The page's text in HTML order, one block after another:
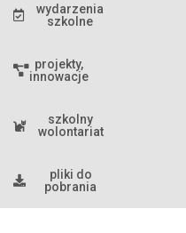
wydarzenia
szkolne
projekty,
innowacje
szkolny
wolontariat
pliki do
pobrania